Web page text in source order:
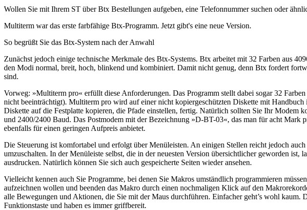
Wollen Sie mit Ihrem ST über Btx Bestellungen aufgeben, eine Telefonnummer suchen oder
Multiterm war das erste farbfähige Btx-Programm. Jetzt gibt's eine neue Version.
So begrüßt Sie das Btx-System nach der Anwahl
Zunächst jedoch einige technische Merkmale des Btx-Systems. Btx arbeitet mit 32 Farben aus
den Modi normal, breit, hoch, blinkend und kombiniert. Damit nicht genug, denn Btx fordert
sind.
Vorweg: »Multiterm pro« erfüllt diese Anforderungen. Das Programm stellt dabei sogar 32
nicht beeinträchtigt). Multiterm pro wird auf einer nicht kopiergeschützten Diskette mit
Diskette auf die Festplatte kopieren, die Pfade einstellen, fertig. Natürlich sollten Sie Ihr
und 2400/2400 Baud. Das Postmodem mit der Bezeichnung »D-BT-03«, das man für acht
ebenfalls für einen geringen Aufpreis anbietet.
Die Steuerung ist komfortabel und erfolgt über Menüleisten. An einigen Stellen reicht jedoch
umzuschalten. In der Menüleiste selbst, die in der neuesten Version übersichtlicher geworden
ausdrucken. Natürlich können Sie sich auch gespeicherte Seiten wieder ansehen.
Vielleicht kennen auch Sie Programme, bei denen Sie Makros umständlich programmieren
aufzeichnen wollen und beenden das Makro durch einen nochmaligen Klick auf den
alle Bewegungen und Aktionen, die Sie mit der Maus durchführen. Einfacher geht’s wohl
Funktionstaste und haben es immer griffbereit.